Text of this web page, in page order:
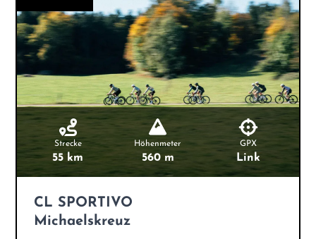
Strecke
55 km
Höhenmeter
560 m
GPX
Link
CL SPORTIVO
Michaelskreuz